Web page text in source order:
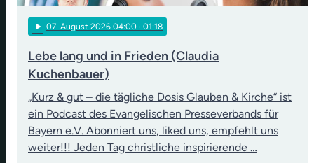
play_arrow 07. August 2026 04:00 · 01:18
Lebe lang und in Frieden (Claudia
Kuchenbauer)
„Kurz & gut – die tägliche Dosis Glauben & Kirche“ ist
ein Podcast des Evangelischen Presseverbands für
Bayern e.V. Abonniert uns, liked uns, empfehlt uns
weiter!!! Jeden Tag christliche inspirierende …